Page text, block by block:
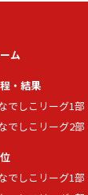
ム
・結果
でしこリーグ1部
でしこリーグ2部
でしこリーグ1部